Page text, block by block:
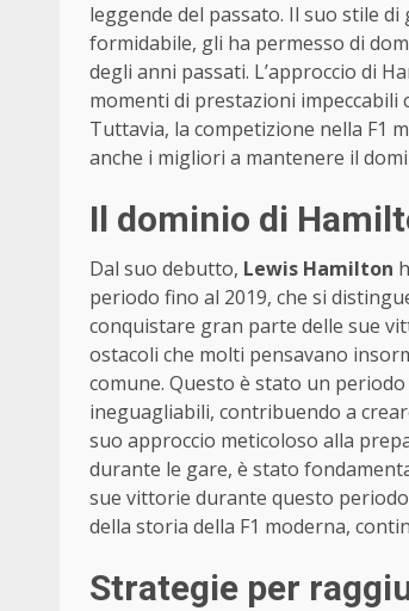
leggende del passato. Il suo stile
formidabile, gli ha permesso di
degli anni passati. L’approccio di
momenti di prestazioni impeccabili
Tuttavia, la competizione nella F1
anche i migliori a mantenere il
Il dominio di
Dal suo debutto, Lewis Hamilton
periodo fino al 2019, che si
conquistare gran parte delle sue
ostacoli che molti pensavano
comune. Questo è stato un
ineguagliabili, contribuendo a
suo approccio meticoloso alla
durante le gare, è stato
sue vittorie durante questo
della storia della F1 moderna,
Strategie per